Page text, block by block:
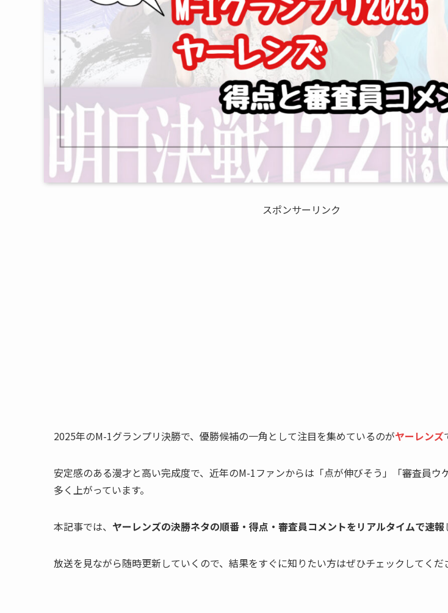
スポンサーリンク
2025年のM-1グランプリ決勝で、優勝候補の一角として注目を集めているのがヤーレンズ
安定感のある漫才と高い完成度で、近年のM-1ファンからは「点が伸びそう」「審査員ウ
多く上がっています。
本記事では、 ヤーレンズの決勝ネタの順番・得点・審査員コメントをリアルタイムで速報
放送を見ながら随時更新していくので、結果をすぐに知りたい方はぜひチェックしてくだ